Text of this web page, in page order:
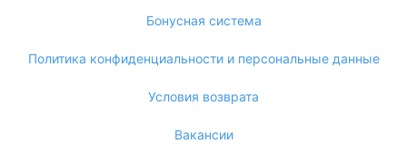
Бонусная система
Политика конфиденциальности и персональные данные
Условия возврата
Вакансии